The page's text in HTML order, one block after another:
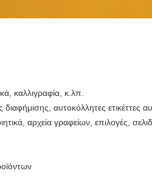
καλλιγραφία, κ.λπ.
διαφήμισης, αυτοκόλλητες
αρχεία γραφείων, επιλογές,